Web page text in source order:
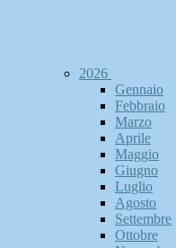
2026
Gennaio
Febbraio
Marzo
Aprile
Maggio
Giugno
Luglio
Agosto
Settembre
Ottobre